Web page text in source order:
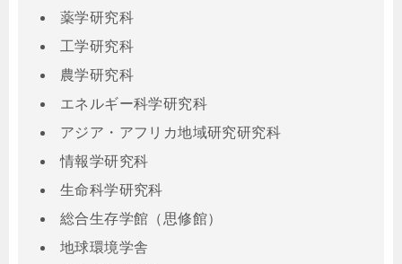
薬学研究科
工学研究科
農学研究科
エネルギー科学研究科
アジア・アフリカ地域研究研究科
情報学研究科
生命科学研究科
総合生存学館（思修館）
地球環境学舎